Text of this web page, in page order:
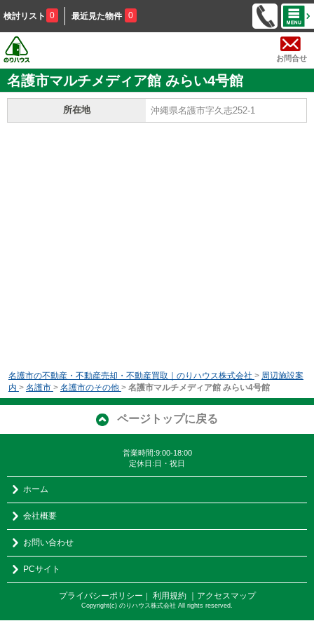
検討リスト 0 最近見た物件 0
お問合せ
名護市マルチメディア館 みらい4号館
所在地 沖縄県名護市字久志252-1
名護市の不動産・不動産売却・不動産買取｜のりハウス株式会社 > 周辺施設案
内 > 名護市 > 名護市のその他 > 名護市マルチメディア館 みらい4号館
ページトップに戻る
営業時間:9:00-18:00
定休日:日・祝日
ホーム
会社概要
お問い合わせ
PCサイト
プライバシーポリシー ｜ 利用規約 ｜アクセスマップ
Copyright(c) のりハウス株式会社 All rights reserved.